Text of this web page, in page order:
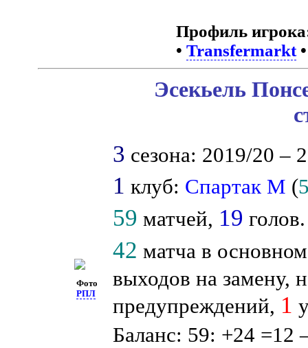
Профиль
• Transfermarkt
Фото
РПЛ
Эсекьель
3 сезона: 2019/20 –
1 клуб: Спартак М (
59 матчей, 19 голов.
42 матча в
выходов на замену,
предупреждений, 1
Баланс: 59: +24 =12